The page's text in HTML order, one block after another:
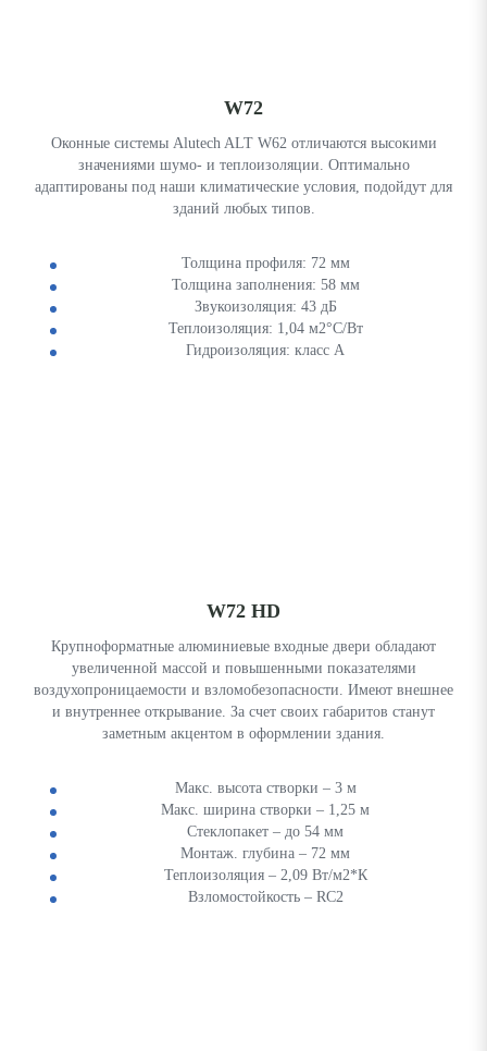
W72
Оконные системы Alutech ALT W62 отличаются высокими
значениями шумо- и теплоизоляции. Оптимально
адаптированы под наши климатические условия, подойдут для
зданий любых типов.
Толщина профиля: 72 мм
Толщина заполнения: 58 мм
Звукоизоляция: 43 дБ
Теплоизоляция: 1,04 м2°С/Вт
Гидроизоляция: класс А
W72 HD
Крупноформатные алюминиевые входные двери обладают
увеличенной массой и повышенными показателями
воздухопроницаемости и взломобезопасности. Имеют внешнее
и внутреннее открывание. За счет своих габаритов станут
заметным акцентом в оформлении здания.
Макс. высота створки – 3 м
Макс. ширина створки – 1,25 м
Стеклопакет – до 54 мм
Монтаж. глубина – 72 мм
Теплоизоляция – 2,09 Вт/м2*К
Взломостойкость – RC2